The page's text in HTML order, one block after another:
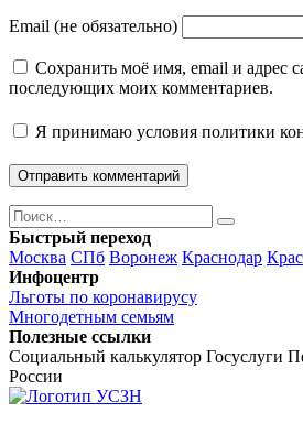
Email (не обязательно)
Сохранить моё имя, email и адрес
последующих моих комментариев.
Я принимаю условия политики
Поиск
Найти
Быстрый переход
Москва СПб Воронеж Краснодар
Инфоцентр
Льготы по коронавирусу
Многодетным семьям
Полезные ссылки
Социальный калькулятор Госуслуги
России